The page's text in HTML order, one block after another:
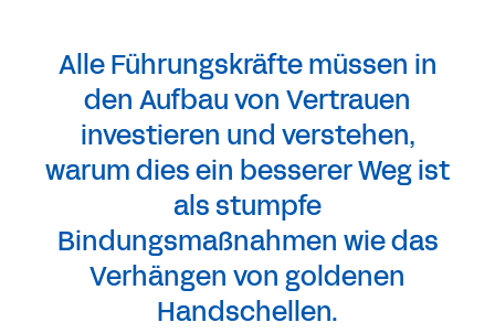
Alle Führungskräfte müssen in
den Aufbau von Vertrauen
investieren und verstehen,
warum dies ein besserer Weg ist
als stumpfe
Bindungsmaßnahmen wie das
Verhängen von goldenen
Handschellen.